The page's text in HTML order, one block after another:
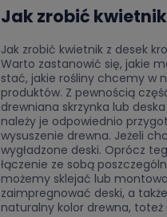
Jak zrobić
Jak zrobić kwietnik z desek
Warto zastanowić się, jakie
stać, jakie rośliny chcemy w
produktów. Z pewnością
drewniana skrzynka lub
należy je odpowiednio
wysuszenie drewna. Jeżeli
wygładzone deski. Oprócz
łączenie ze sobą
możemy sklejać lub
zaimpregnować deski, a
naturalny kolor drewna,